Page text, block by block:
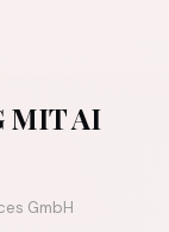
MIT AI
GmbH